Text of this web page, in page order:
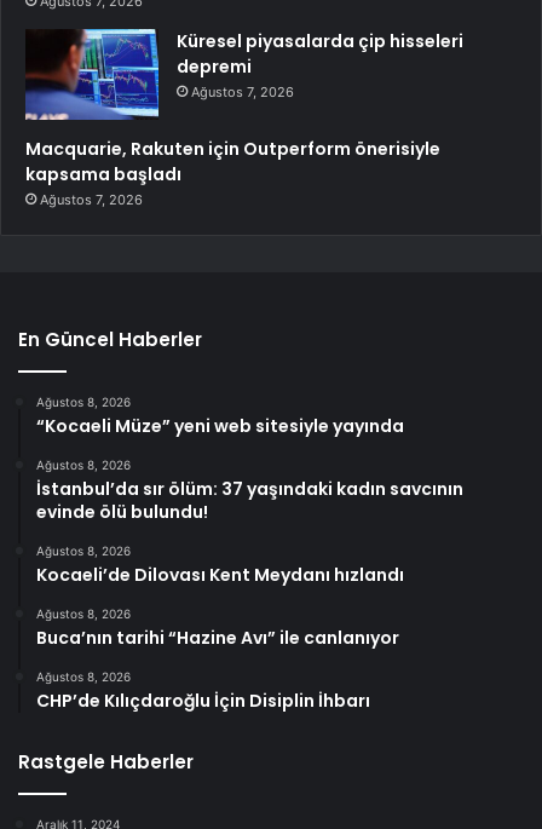
Küresel piyasalarda çip hisseleri
depremi
Ağustos 7, 2026
Macquarie, Rakuten için Outperform önerisiyle
kapsama başladı
Ağustos 7, 2026
En Güncel Haberler
Ağustos 8, 2026
“Kocaeli Müze” yeni web sitesiyle yayında
Ağustos 8, 2026
İstanbul’da sır ölüm: 37 yaşındaki kadın savcının
evinde ölü bulundu!
Ağustos 8, 2026
Kocaeli’de Dilovası Kent Meydanı hızlandı
Ağustos 8, 2026
Buca’nın tarihi “Hazine Avı” ile canlanıyor
Ağustos 8, 2026
CHP’de Kılıçdaroğlu İçin Disiplin İhbarı
Rastgele Haberler
Aralık 11, 2024